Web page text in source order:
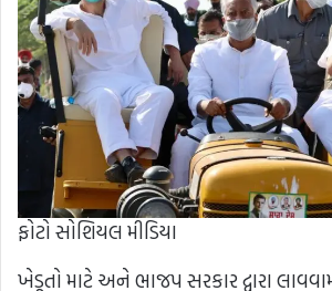
ફોટો સોશિયલ મીડિયા
ખેડૂતો માટે અને ભાજપ સરકાર દ્વારા